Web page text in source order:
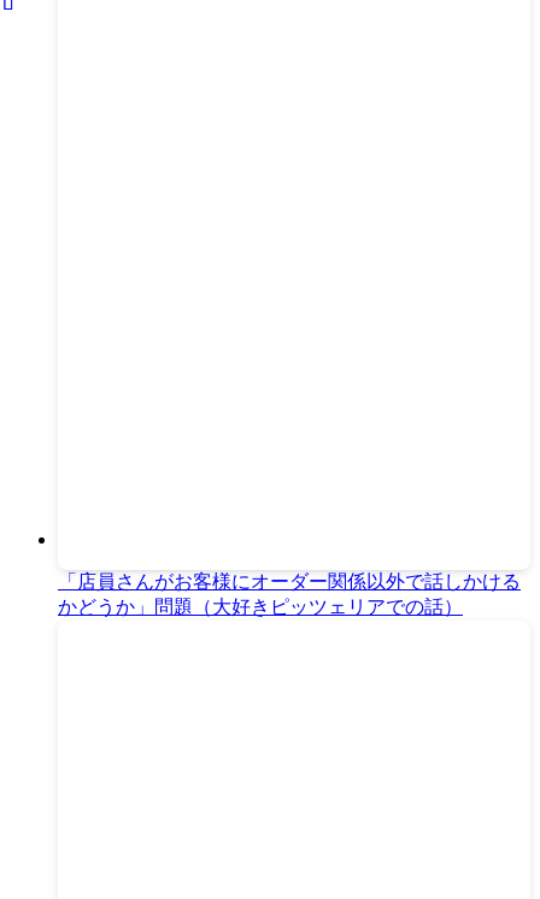
「店員さんがお客様にオーダー関係以外で話しかける
かどうか」問題（大好きピッツェリアでの話）